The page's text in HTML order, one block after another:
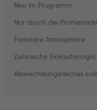
Neu im Programm
Nur durch die
Familiäre Atmosphäre
Zahlreiche
Abwechslungsreiches